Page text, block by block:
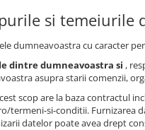
si temeiurile
dumneavoastra cu caracter
dintre dumneavoastra si ,
asupra starii comenzii,
scop are la baza contractul
si-conditii. Furnizarea
datelor poate avea drept